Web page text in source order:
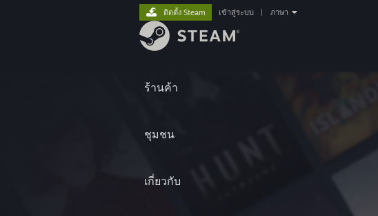
ร้านค้า
ชุมชน
เกี่ยวกับ
ติดตั้ง Steam เข้าสู่ระบบ ภาษา